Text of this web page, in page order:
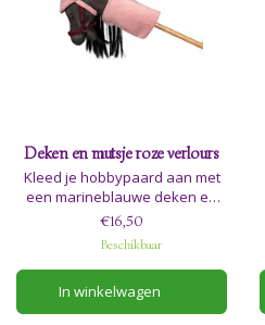
Deken en mutsje roze verlours
Kleed je hobbypaard aan met
een marineblauwe deken en
een knus mutsje, en geniet van
hoe ze hem zowel warm als
stijlvol houden, of hij nu buiten
in de tuin staat of veilig
opgeborgen in zijn stal of
hobbybox.
€16,50
Beschikbaar
In winkelwagen